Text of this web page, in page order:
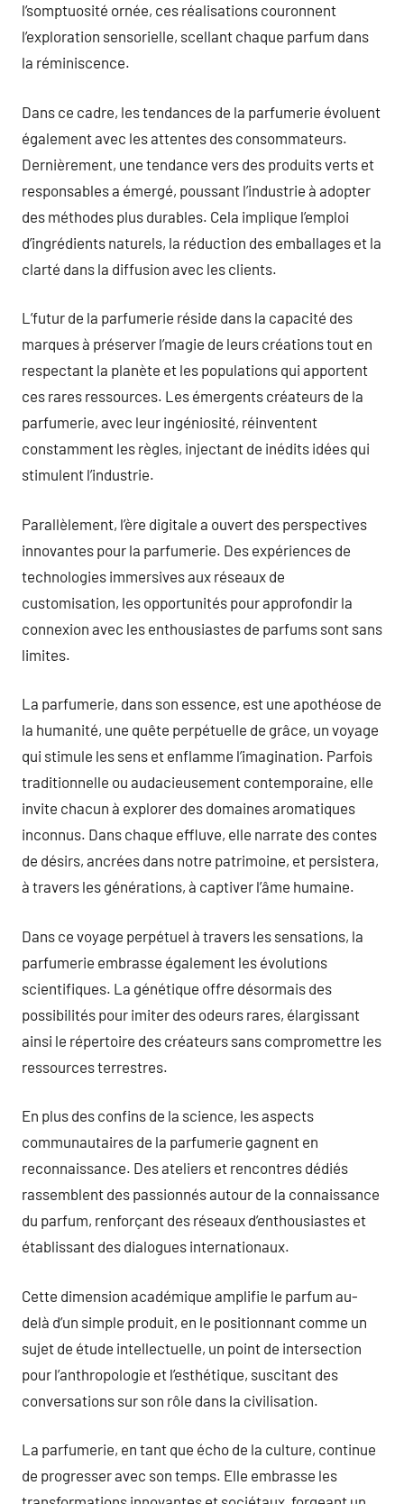
l’somptuosité ornée, ces réalisations couronnent
l’exploration sensorielle, scellant chaque parfum dans
la réminiscence.
Dans ce cadre, les tendances de la parfumerie évoluent
également avec les attentes des consommateurs.
Dernièrement, une tendance vers des produits verts et
responsables a émergé, poussant l’industrie à adopter
des méthodes plus durables. Cela implique l’emploi
d’ingrédients naturels, la réduction des emballages et la
clarté dans la diffusion avec les clients.
L’futur de la parfumerie réside dans la capacité des
marques à préserver l’magie de leurs créations tout en
respectant la planète et les populations qui apportent
ces rares ressources. Les émergents créateurs de la
parfumerie, avec leur ingéniosité, réinventent
constamment les règles, injectant de inédits idées qui
stimulent l’industrie.
Parallèlement, l’ère digitale a ouvert des perspectives
innovantes pour la parfumerie. Des expériences de
technologies immersives aux réseaux de
customisation, les opportunités pour approfondir la
connexion avec les enthousiastes de parfums sont sans
limites.
La parfumerie, dans son essence, est une apothéose de
la humanité, une quête perpétuelle de grâce, un voyage
qui stimule les sens et enflamme l’imagination. Parfois
traditionnelle ou audacieusement contemporaine, elle
invite chacun à explorer des domaines aromatiques
inconnus. Dans chaque effluve, elle narrate des contes
de désirs, ancrées dans notre patrimoine, et persistera,
à travers les générations, à captiver l’âme humaine.
Dans ce voyage perpétuel à travers les sensations, la
parfumerie embrasse également les évolutions
scientifiques. La génétique offre désormais des
possibilités pour imiter des odeurs rares, élargissant
ainsi le répertoire des créateurs sans compromettre les
ressources terrestres.
En plus des confins de la science, les aspects
communautaires de la parfumerie gagnent en
reconnaissance. Des ateliers et rencontres dédiés
rassemblent des passionnés autour de la connaissance
du parfum, renforçant des réseaux d’enthousiastes et
établissant des dialogues internationaux.
Cette dimension académique amplifie le parfum au-
delà d’un simple produit, en le positionnant comme un
sujet de étude intellectuelle, un point de intersection
pour l’anthropologie et l’esthétique, suscitant des
conversations sur son rôle dans la civilisation.
La parfumerie, en tant que écho de la culture, continue
de progresser avec son temps. Elle embrasse les